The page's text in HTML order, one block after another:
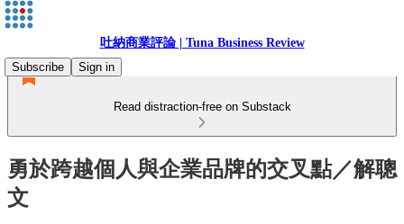
吐納商業評論 | Tuna Business Review
Subscribe
Sign in
Read distraction-free on Substack
勇於跨越個人與企業品牌的交叉點／解聰
文